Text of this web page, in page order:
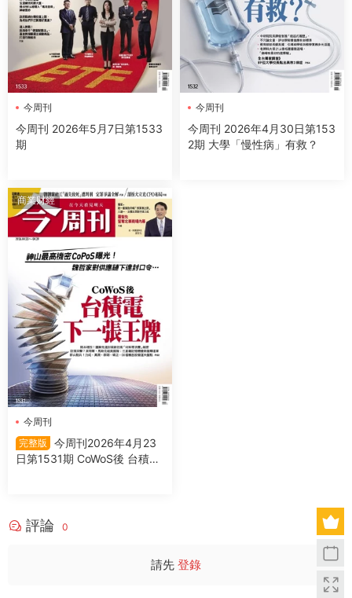
今周刊
今周刊 2026年5月7日第1533
期
今周刊
今周刊 2026年4月30日第153
2期 大學「慢性病」有救？
商業财經
今周刊
完整版
今周刊2026年4月23
日第1531期 CoWoS後 台積電
評論 0
請先 登錄